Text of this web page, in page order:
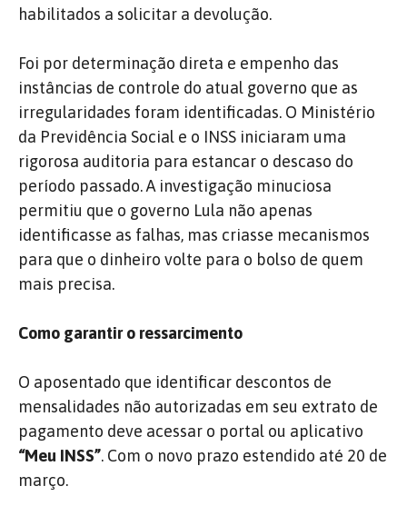
habilitados a solicitar a devolução.
Foi por determinação direta e empenho das
instâncias de controle do atual governo que as
irregularidades foram identificadas. O Ministério
da Previdência Social e o INSS iniciaram uma
rigorosa auditoria para estancar o descaso do
período passado. A investigação minuciosa
permitiu que o governo Lula não apenas
identificasse as falhas, mas criasse mecanismos
para que o dinheiro volte para o bolso de quem
mais precisa.
Como garantir o ressarcimento
O aposentado que identificar descontos de
mensalidades não autorizadas em seu extrato de
pagamento deve acessar o portal ou aplicativo
“Meu INSS”. Com o novo prazo estendido até 20 de
março.